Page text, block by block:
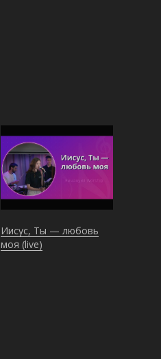
Иисус, Ты — любовь
моя (live)